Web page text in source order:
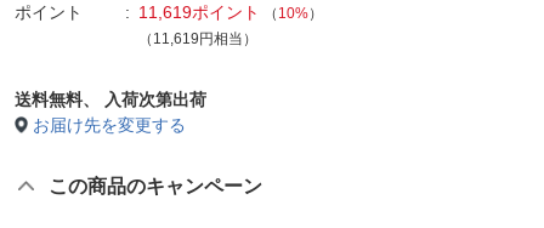
ポイント 11,619ポイント （ 10%）
（11,619円相当）
送料無料、
入荷次第出荷
お届け先を変更する
この商品のキャンペーン